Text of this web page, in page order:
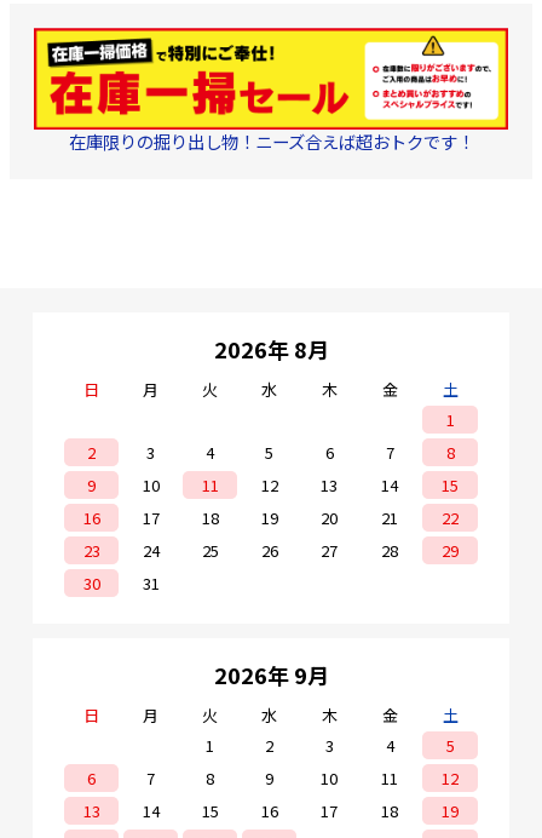
在庫限りの掘り出し物！ニーズ合えば超おトクです！
2026年 8月
日 月 火 水 木 金
土
1
2
3 4 5 6 7
8
9
10 11 12 13 14
15
16
17 18 19 20 21
22
23
24 25 26 27 28
29
30
31
2026年 9月
日 月 火 水 木 金
土
1
2 3 4
5
6
7 8 9 10 11
12
13
14 15 16 17 18
19